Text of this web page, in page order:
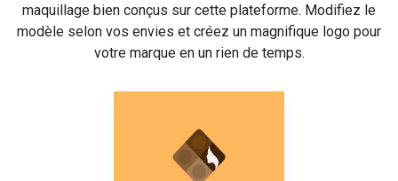
maquillage bien conçus sur cette plateforme. Modifiez le
modèle selon vos envies et créez un magnifique logo pour
votre marque en un rien de temps.